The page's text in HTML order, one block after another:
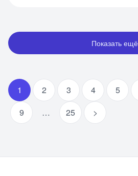
Показать ещё
1 2 3 4 5
9
… 25 >